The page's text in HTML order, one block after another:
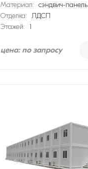
Материал: сэндвич-панель
Отделка: ЛДСП
Этажей:
1
цена: по запросу